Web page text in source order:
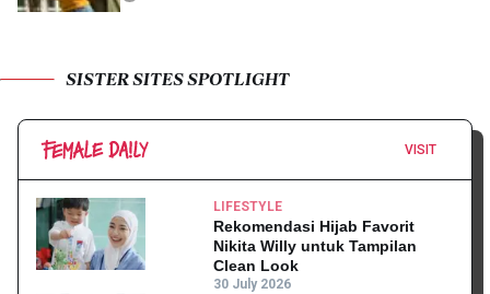
SISTER SITES SPOTLIGHT
VISIT
LIFESTYLE
Rekomendasi Hijab Favorit
Nikita Willy untuk Tampilan
Clean Look
30 July 2026